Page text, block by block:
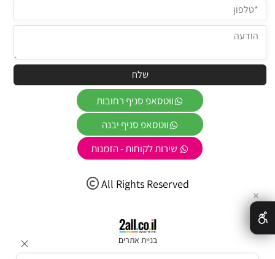
ווטסאפ סניף רחובות
ווטסאפ סניף יבנה
שירות לקוחות - הזמנות
All Rights Reserved
בניית אתרים
✕